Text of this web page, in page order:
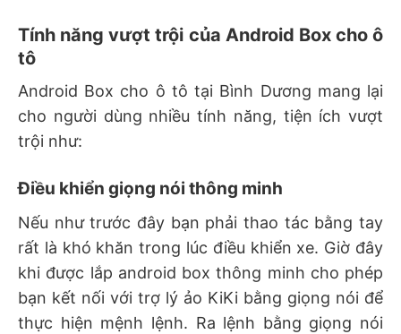
Tính năng vượt trội của Android Box cho ô
tô
Android Box cho ô tô tại Bình Dương mang lại
cho người dùng nhiều tính năng, tiện ích vượt
trội như:
Điều khiển giọng nói thông minh
Nếu như trước đây bạn phải thao tác bằng tay
rất là khó khăn trong lúc điều khiển xe. Giờ đây
khi được lắp android box thông minh cho phép
bạn kết nối với trợ lý ảo KiKi bằng giọng nói để
thực hiện mệnh lệnh. Ra lệnh bằng giọng nói